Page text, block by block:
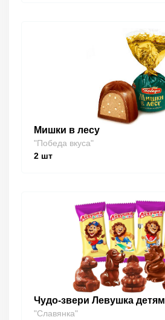
Мишки в лесу
"Победа вкуса"
2 шт
Чудо-звери Левушка детям
"Славянка"